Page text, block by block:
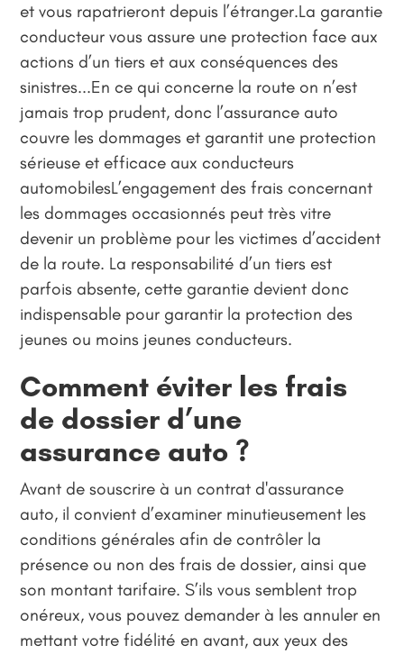
et vous rapatrieront depuis l’étranger.La garantie
conducteur vous assure une protection face aux
actions d’un tiers et aux conséquences des
sinistres...En ce qui concerne la route on n’est
jamais trop prudent, donc l’assurance auto
couvre les dommages et garantit une protection
sérieuse et efficace aux conducteurs
automobilesL’engagement des frais concernant
les dommages occasionnés peut très vitre
devenir un problème pour les victimes d’accident
de la route. La responsabilité d’un tiers est
parfois absente, cette garantie devient donc
indispensable pour garantir la protection des
jeunes ou moins jeunes conducteurs.
Comment éviter les frais
de dossier d’une
assurance auto ?
Avant de souscrire à un contrat d'assurance
auto, il convient d’examiner minutieusement les
conditions générales afin de contrôler la
présence ou non des frais de dossier, ainsi que
son montant tarifaire. S’ils vous semblent trop
onéreux, vous pouvez demander à les annuler en
mettant votre fidélité en avant, aux yeux des